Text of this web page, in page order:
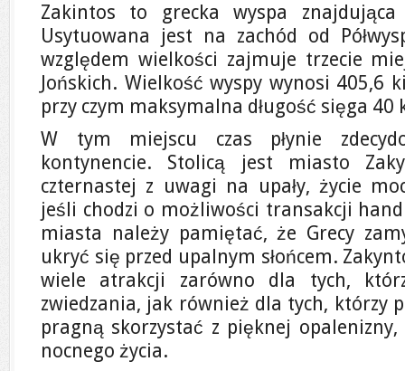
Zakintos to grecka wyspa
Usytuowana jest na zachód od
względem wielkości zajmuje trzecie
Jońskich. Wielkość wyspy wynosi 405,6
przy czym maksymalna długość sięga
W tym miejscu czas płynie
kontynencie. Stolicą jest miasto
czternastej z uwagi na upały, życie
jeśli chodzi o możliwości transakcji
miasta należy pamiętać, że Grecy
ukryć się przed upalnym słońcem.
wiele atrakcji zarówno dla tych,
zwiedzania, jak również dla tych, którzy
pragną skorzystać z pięknej
nocnego życia.